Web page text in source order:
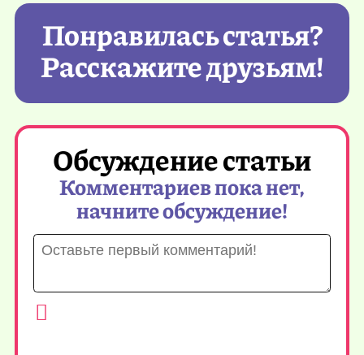
Понравилась статья?
Расскажите друзьям!
Обсуждение статьи
Комментариев пока нет,
начните обсуждение!